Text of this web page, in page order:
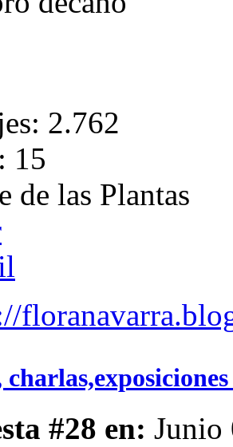
2.762
15
de las Plantas
#28 en: Junio